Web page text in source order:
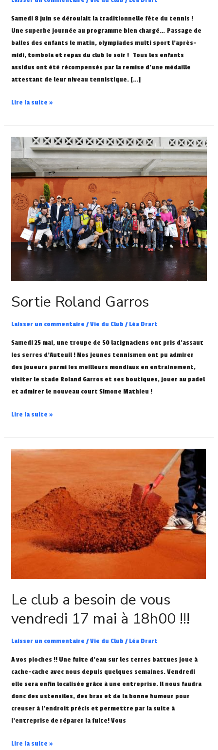
Samedi 8 juin se déroulait la traditionnelle fête du tennis !
Une superbe journée au programme bien chargé… Passage de
balles des enfants le matin, olympiades multi sport l’après-
midi, tombola et repas du club le soir ! Tous les enfants
assidus ont été récompensés par la remise d’une médaille
attestant de leur niveau tennistique. […]
Lire la suite »
Sortie Roland Garros
Laisser un commentaire /Vie du Club /Léa Drart
Samedi 25 mai, une troupe de 50 latignaciens ont pris d’assaut
les serres d’Auteuil ! Nos jeunes tennismen ont pu admirer
des joueurs parmi les meilleurs mondiaux en entrainement,
visiter le stade Roland Garros et ses boutiques, jouer au padel
et admirer le nouveau court Simone Mathieu !
Sortie
Roland
Garros
Lire la suite »
Le club a besoin de vous
vendredi 17 mai à 18h00 !!!
Laisser un commentaire /Vie du Club /Léa Drart
A vos pioches !! Une fuite d’eau sur les terres battues joue à
cache-cache avec nous depuis quelques semaines. Vendredi
elle sera enfin localisée grâce à une entreprise. Il nous faudra
donc des ustensiles, des bras et de la bonne humeur pour
creuser à l’endroit précis et permettre par la suite à
l’entreprise de réparer la fuite! Vous
Le
vous
vendredi
Lire la suite »